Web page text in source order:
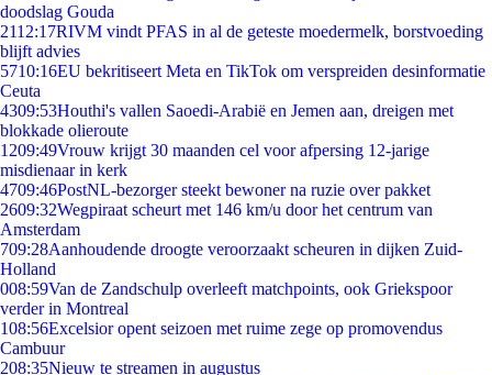
doodslag Gouda
2112:17RIVM vindt PFAS in al de geteste moedermelk, borstvoeding
blijft advies
5710:16EU bekritiseert Meta en TikTok om verspreiden desinformatie
Ceuta
4309:53Houthi's vallen Saoedi-Arabië en Jemen aan, dreigen met
blokkade olieroute
1209:49Vrouw krijgt 30 maanden cel voor afpersing 12-jarige
misdienaar in kerk
4709:46PostNL-bezorger steekt bewoner na ruzie over pakket
2609:32Wegpiraat scheurt met 146 km/u door het centrum van
Amsterdam
709:28Aanhoudende droogte veroorzaakt scheuren in dijken Zuid-
Holland
008:59Van de Zandschulp overleeft matchpoints, ook Griekspoor
verder in Montreal
108:56Excelsior opent seizoen met ruime zege op promovendus
Cambuur
208:35Nieuw te streamen in augustus